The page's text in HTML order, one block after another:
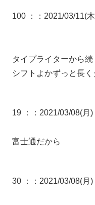
100 ： ：2021/03/11(
タイプライターから
シフトよかずっと長く
19 ： ：2021/03/08(
富士通だから
30 ： ：2021/03/08(